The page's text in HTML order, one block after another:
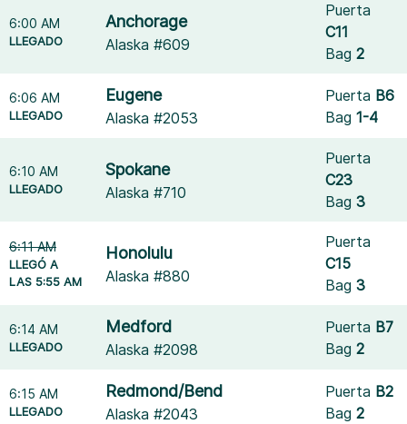
6:00 AM
LLEGADO
Anchorage
Alaska #609
Puerta
C11
Bag2
6:06 AM
LLEGADO
Eugene
Alaska #2053
Puerta B6
Bag1-4
6:10 AM
LLEGADO
Spokane
Alaska #710
Puerta
C23
Bag3
6:11 AM
LLEGÓ A
LAS 5:55 AM
Honolulu
Alaska #880
Puerta
C15
Bag3
6:14 AM
LLEGADO
Medford
Alaska #2098
Puerta B7
Bag2
6:15 AM
LLEGADO
Redmond/Bend
Alaska #2043
Puerta B2
Bag2